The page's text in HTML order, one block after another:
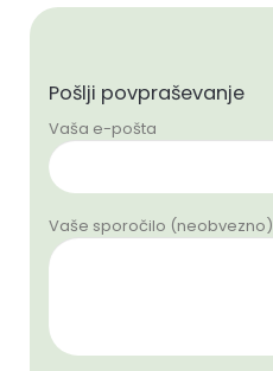
Pošlji povpraševanje
Vaša e-pošta
Vaše sporočilo (neobvezno)